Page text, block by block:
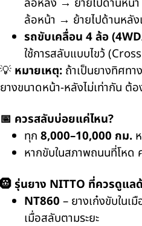
ล้อหน้า → ย้ายไปด้านหลั
รถขับเคลื่อน 4ล้อ (
ใช้การสลับแบบไขว้ (
💡 หมายเหตุ: ถ้าเป็นยางทิศทา
ยางขนาดหน้า-หลังไม่เท่ากัน ต้
📅 ควรสลับบ่อยแค่ไหน?
ทุก 8,000–10,000 กม.
หากขับในสภาพถนนที่โหด
🛞รุ่นยาง NITTO ที่ควรดูแล
NT860 – ยางเก๋งขับในเ
เมื่อสลับตามระยะ